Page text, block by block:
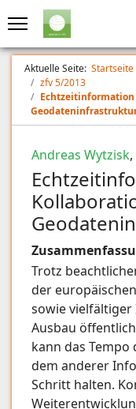
Aktuelle Seite: Startseite
zfv 5/2013
Andreas Wytzisk,
Trotz
der
sowie
Ausbau
kann das
dem anderer
Schritt halten.